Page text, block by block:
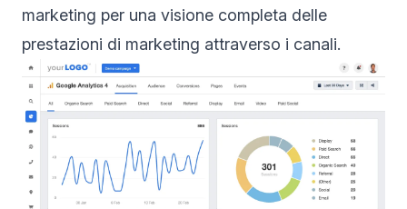
marketing per una visione completa delle
prestazioni di marketing attraverso i canali.